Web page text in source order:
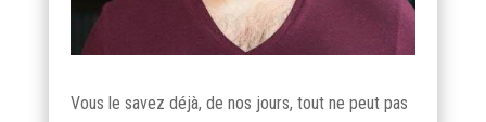
Vous le savez déjà, de nos jours, tout ne peut pas